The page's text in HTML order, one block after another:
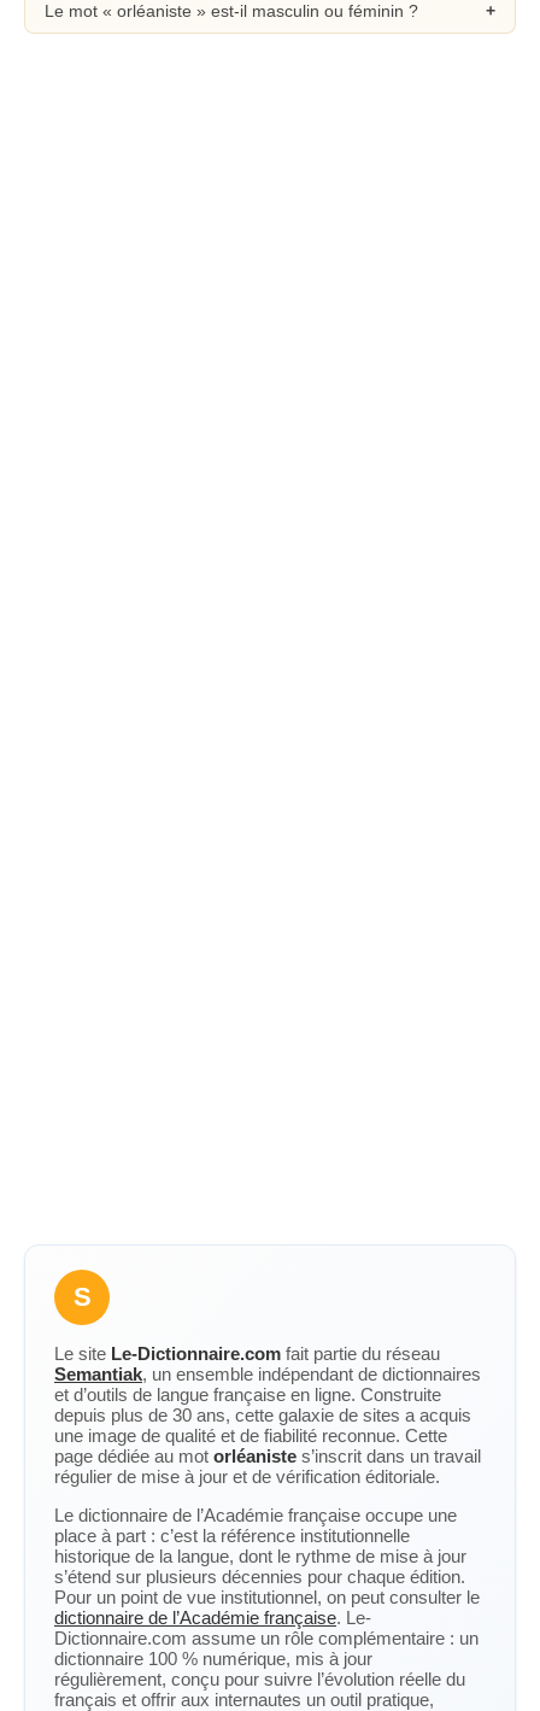
Le mot « orléaniste » est-il masculin ou féminin ?
S
Le site Le-Dictionnaire.com fait partie du réseau
Semantiak, un ensemble indépendant de dictionnaires
et d’outils de langue française en ligne. Construite
depuis plus de 30 ans, cette galaxie de sites a acquis
une image de qualité et de fiabilité reconnue. Cette
page dédiée au mot orléaniste s’inscrit dans un travail
régulier de mise à jour et de vérification éditoriale.
Le dictionnaire de l’Académie française occupe une
place à part : c’est la référence institutionnelle
historique de la langue, dont le rythme de mise à jour
s’étend sur plusieurs décennies pour chaque édition.
Pour un point de vue institutionnel, on peut consulter le
dictionnaire de l’Académie française. Le-
Dictionnaire.com assume un rôle complémentaire : un
dictionnaire 100 % numérique, mis à jour
régulièrement, conçu pour suivre l’évolution réelle du
français et offrir aux internautes un outil pratique,